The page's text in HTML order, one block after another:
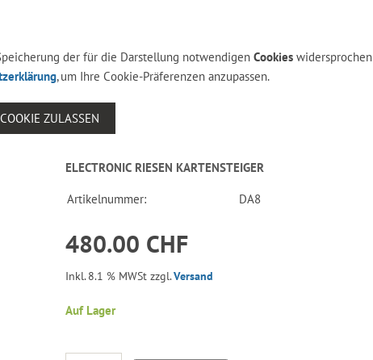
der für die Darstellung notwendigen Cookieswidersprochen
, um Ihre Cookie-Präferenzen anzupassen.
ZULASSEN
ELECTRONIC RIESEN KARTENSTEIGER
Artikelnummer: DA8
480.00 CHF
Inkl. 8.1 % MWSt zzgl.Versand
Auf Lager